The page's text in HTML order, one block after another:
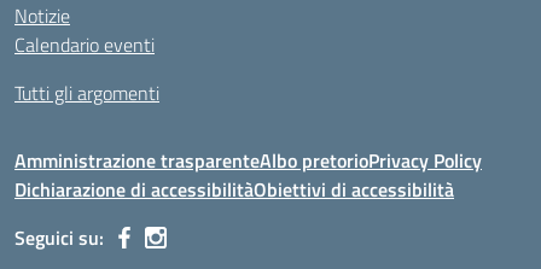
Notizie
Calendario eventi
Tutti gli argomenti
Amministrazione trasparenteAlbo pretorioPrivacy Policy
Dichiarazione di accessibilitàObiettivi di accessibilità
Seguici su: